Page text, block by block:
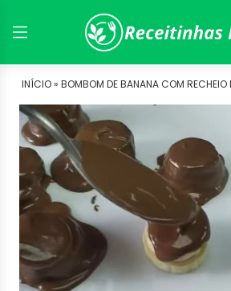
INÍCIO » BOMBOM DE BANANA COM RECHEIO